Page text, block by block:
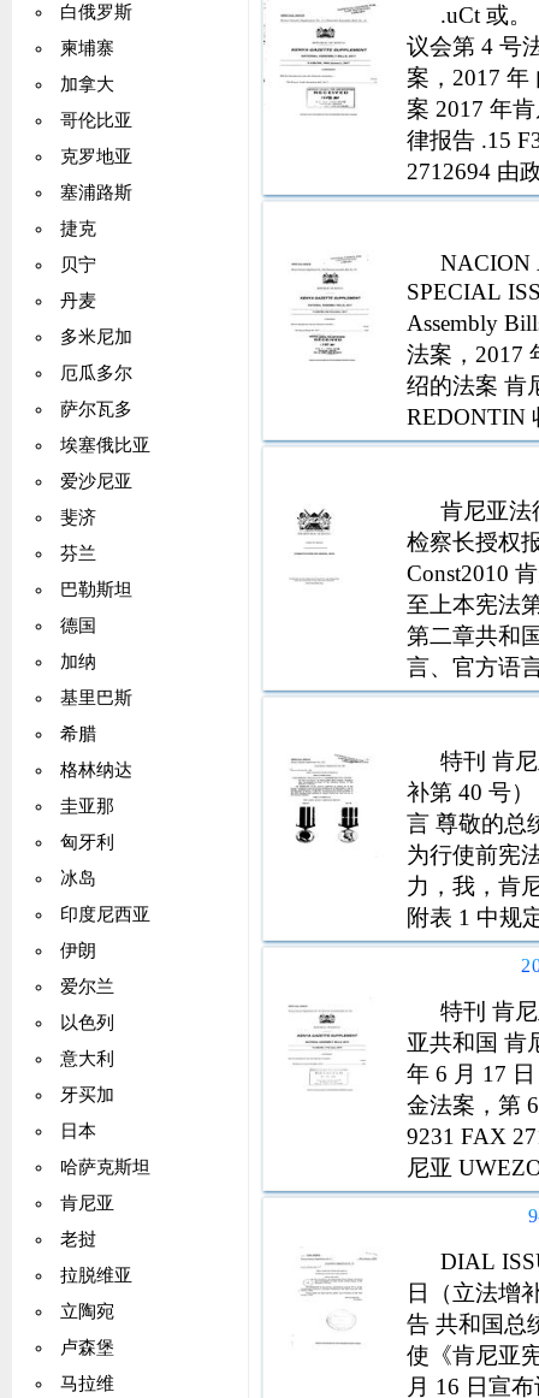
白俄罗斯
柬埔寨
加拿大
哥伦比亚
克罗地亚
塞浦路斯
捷克
贝宁
丹麦
多米尼加
厄瓜多尔
萨尔瓦多
埃塞俄比亚
爱沙尼亚
斐济
芬兰
巴勒斯坦
德国
加纳
基里巴斯
希腊
格林纳达
圭亚那
匈牙利
冰岛
印度尼西亚
伊朗
爱尔兰
以色列
意大利
牙买加
日本
哈萨克斯坦
肯尼亚
老挝
拉脱维亚
立陶宛
卢森堡
马拉维
.uCt 或
议会第 4 号
案，2017 年
案 2017 年
律报告 .15
2712694 由
法案，2017
NACION
SPECIAL
Assembly
法案，2017
绍的法案 肯
REDONTIN
肯尼亚法
检察长授权
Const2010
至上本宪法
第二章共和
言、官方语
家价值观和
特刊 肯
补第 40 号
言 尊敬的总
为行使前宪
力，我，肯
附表 1 中规
LINDA
第二附表 管
特刊 肯
亚共和国 肯
年 6 月 17
金法案，第
9231 FAX
尼亚
解释 3 应用
DIAL
日（立法增
告 共和国总
使《肯尼亚
月 16 日宣